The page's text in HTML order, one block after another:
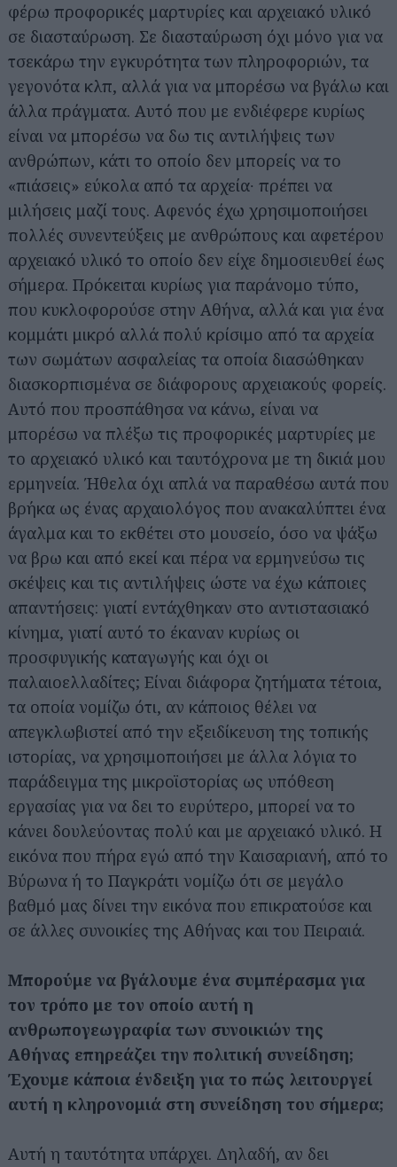
φέρω προφορικές μαρτυρίες και αρχειακό υλικό
σε διασταύρωση. Σε διασταύρωση όχι μόνο για να
τσεκάρω την εγκυρότητα των πληροφοριών, τα
γεγονότα κλπ, αλλά για να μπορέσω να βγάλω και
άλλα πράγματα. Αυτό που με ενδιέφερε κυρίως
είναι να μπορέσω να δω τις αντιλήψεις των
ανθρώπων, κάτι το οποίο δεν μπορείς να το
«πιάσεις» εύκολα από τα αρχεία∙ πρέπει να
μιλήσεις μαζί τους. Αφενός έχω χρησιμοποιήσει
πολλές συνεντεύξεις με ανθρώπους και αφετέρου
αρχειακό υλικό το οποίο δεν είχε δημοσιευθεί έως
σήμερα. Πρόκειται κυρίως για παράνομο τύπο,
που κυκλοφορούσε στην Αθήνα, αλλά και για ένα
κομμάτι μικρό αλλά πολύ κρίσιμο από τα αρχεία
των σωμάτων ασφαλείας τα οποία διασώθηκαν
διασκορπισμένα σε διάφορους αρχειακούς φορείς.
Αυτό που προσπάθησα να κάνω, είναι να
μπορέσω να πλέξω τις προφορικές μαρτυρίες με
το αρχειακό υλικό και ταυτόχρονα με τη δικιά μου
ερμηνεία. Ήθελα όχι απλά να παραθέσω αυτά που
βρήκα ως ένας αρχαιολόγος που ανακαλύπτει ένα
άγαλμα και το εκθέτει στο μουσείο, όσο να ψάξω
να βρω και από εκεί και πέρα να ερμηνεύσω τις
σκέψεις και τις αντιλήψεις ώστε να έχω κάποιες
απαντήσεις: γιατί εντάχθηκαν στο αντιστασιακό
κίνημα, γιατί αυτό το έκαναν κυρίως οι
προσφυγικής καταγωγής και όχι οι
παλαιοελλαδίτες; Είναι διάφορα ζητήματα τέτοια,
τα οποία νομίζω ότι, αν κάποιος θέλει να
απεγκλωβιστεί από την εξειδίκευση της τοπικής
ιστορίας, να χρησιμοποιήσει με άλλα λόγια το
παράδειγμα της μικροϊστορίας ως υπόθεση
εργασίας για να δει το ευρύτερο, μπορεί να το
κάνει δουλεύοντας πολύ και με αρχειακό υλικό. Η
εικόνα που πήρα εγώ από την Καισαριανή, από το
Βύρωνα ή το Παγκράτι νομίζω ότι σε μεγάλο
βαθμό μας δίνει την εικόνα που επικρατούσε και
σε άλλες συνοικίες της Αθήνας και του Πειραιά.
Μπορούμε να βγάλουμε ένα συμπέρασμα για
τον τρόπο με τον οποίο αυτή η
ανθρωπογεωγραφία των συνοικιών της
Αθήνας επηρεάζει την πολιτική συνείδηση;
Έχουμε κάποια ένδειξη για το πώς λειτουργεί
αυτή η κληρονομιά στη συνείδηση του σήμερα;
Αυτή η ταυτότητα υπάρχει. Δηλαδή, αν δει
Αναζήτηση